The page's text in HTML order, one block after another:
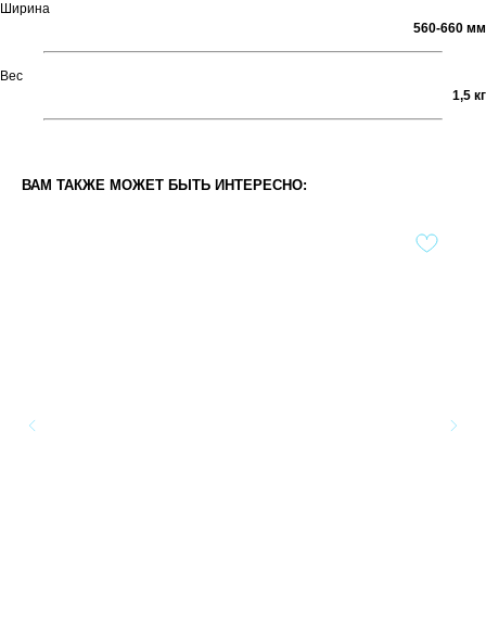
Ширина
560-660 мм
Вес
1,5 кг
ВАМ ТАКЖЕ МОЖЕТ БЫТЬ ИНТЕРЕСНО: